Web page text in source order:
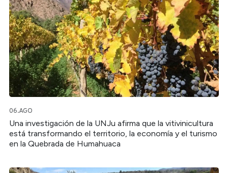
06.AGO
Una investigación de la UNJu afirma que la vitivinicultura
está transformando el territorio, la economía y el turismo
en la Quebrada de Humahuaca